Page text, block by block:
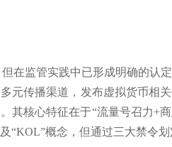
在监管实践中已形成明确的认
元传播渠道，发布虚拟货币相
其核心特征在于“流量号召力+
“KOL”概念，但通过三大禁令划